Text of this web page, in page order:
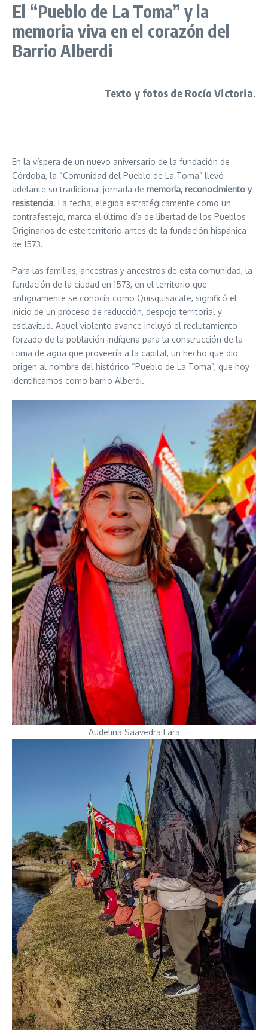
El “Pueblo de La Toma” y la
memoria viva en el corazón del
Barrio Alberdi
Texto y fotos de Rocío Victoria.
En la víspera de un nuevo aniversario de la fundación de
Córdoba, la “Comunidad del Pueblo de La Toma” llevó
adelante su tradicional jornada de memoria, reconocimiento y
resistencia. La fecha, elegida estratégicamente como un
contrafestejo, marca el último día de libertad de los Pueblos
Originarios de este territorio antes de la fundación hispánica
de 1573.
Para las familias, ancestras y ancestros de esta comunidad, la
fundación de la ciudad en 1573, en el territorio que
antiguamente se conocía como Quisquisacate, significó el
inicio de un proceso de reducción, despojo territorial y
esclavitud. Aquel violento avance incluyó el reclutamiento
forzado de la población indígena para la construcción de la
toma de agua que proveería a la capital, un hecho que dio
origen al nombre del histórico “Pueblo de La Toma”, que hoy
identificamos como barrio Alberdi.
Audelina Saavedra Lara